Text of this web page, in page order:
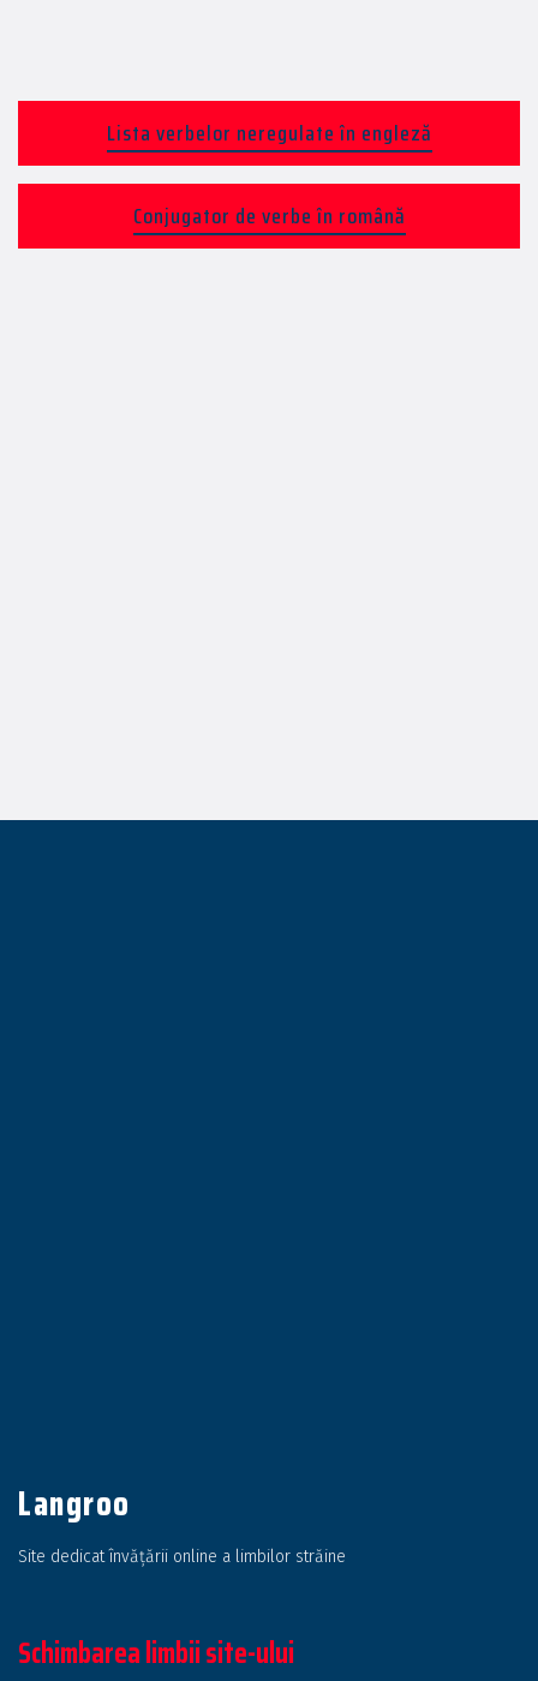
Lista verbelor neregulate în engleză
Conjugator de verbe în română
Langroo
Site dedicat învățării online a limbilor străine
Schimbarea limbii site-ului